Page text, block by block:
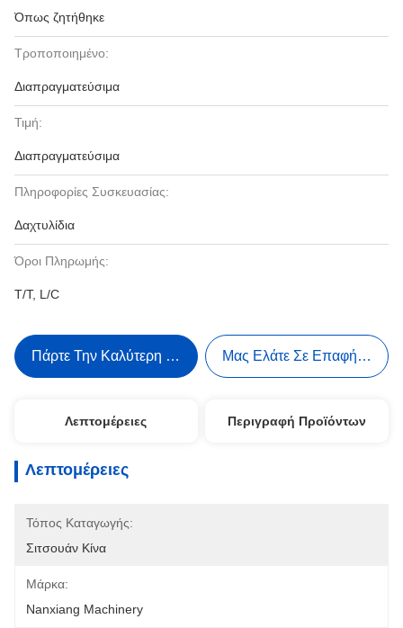
Όπως ζητήθηκε
Τροποποιημένο:
Διαπραγματεύσιμα
Τιμή:
Διαπραγματεύσιμα
Πληροφορίες Συσκευασίας:
Δαχτυλίδια
Όροι Πληρωμής:
T/T, L/C
Πάρτε Την Καλύτερη Τιμή Μας Ελάτε Σε Επαφή Με
Λεπτομέρειες Περιγραφή Προϊόντων
Λεπτομέρειες
Τόπος Καταγωγής:
Σιτσουάν Κίνα
Μάρκα:
Nanxiang Machinery